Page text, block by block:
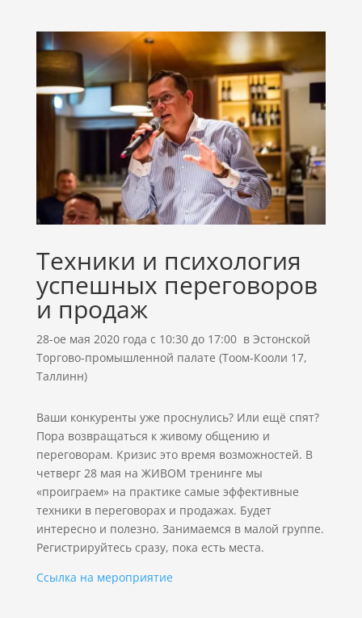
Техники и психология
успешных переговоров
и продаж
28-ое мая 2020 года с 10:30 до 17:00 в Эстонской
Торгово-промышленной палате (Тоом-Кооли 17,
Таллинн)
Ваши конкуренты уже проснулись? Или ещё спят?
Пора возвращаться к живому общению и
переговорам. Кризис это время возможностей. В
четверг 28 мая на ЖИВОМ тренинге мы
«проиграем» на практике самые эффективные
техники в переговорах и продажах. Будет
интересно и полезно. Занимаемся в малой группе.
Регистрируйтесь сразу, пока есть места.
Ссылка на мероприятие